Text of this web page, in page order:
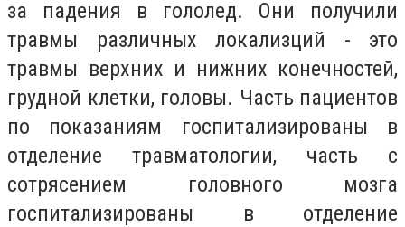
за падения в гололед. Они получили
травмы различных локализций - это
травмы верхних и нижних конечностей,
грудной клетки, головы. Часть пациентов
по показаниям госпитализированы в
отделение травматологии, часть с
сотрясением головного мозга
госпитализированы в отделение